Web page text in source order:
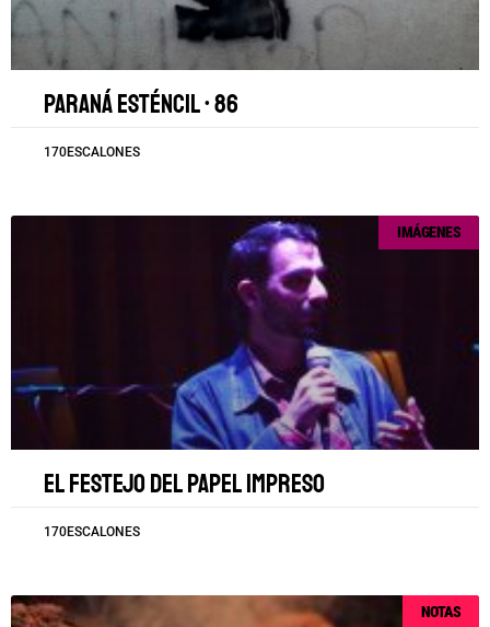
Paraná esténcil • 86
170ESCALONES
IMÁGENES
El festejo del papel impreso
170ESCALONES
NOTAS